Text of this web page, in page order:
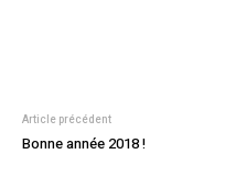
Article précédent
Bonne année 2018 !